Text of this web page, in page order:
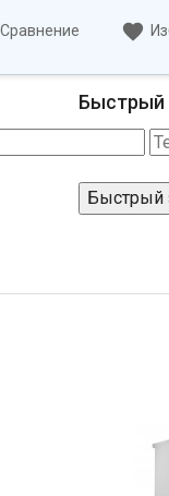
Сравнение
Быстрый